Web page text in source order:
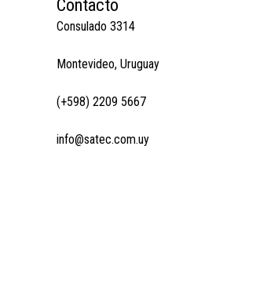
Contacto
Consulado 3314
Montevideo, Uruguay
(+598) 2209 5667
info@satec.com.uy